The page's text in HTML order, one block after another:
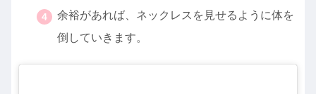
余裕があれば、ネックレスを見せるように体を
倒していきます。